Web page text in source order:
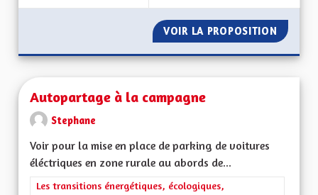
VOIR LA PROPOSITION
Autopartage à la campagne
Stephane
Voir pour la mise en place de parking de voitures
éléctriques en zone rurale au abords de...
Filtrer les résultats de la catégorie : Les transitions
Les transitions énergétiques, écologiques,